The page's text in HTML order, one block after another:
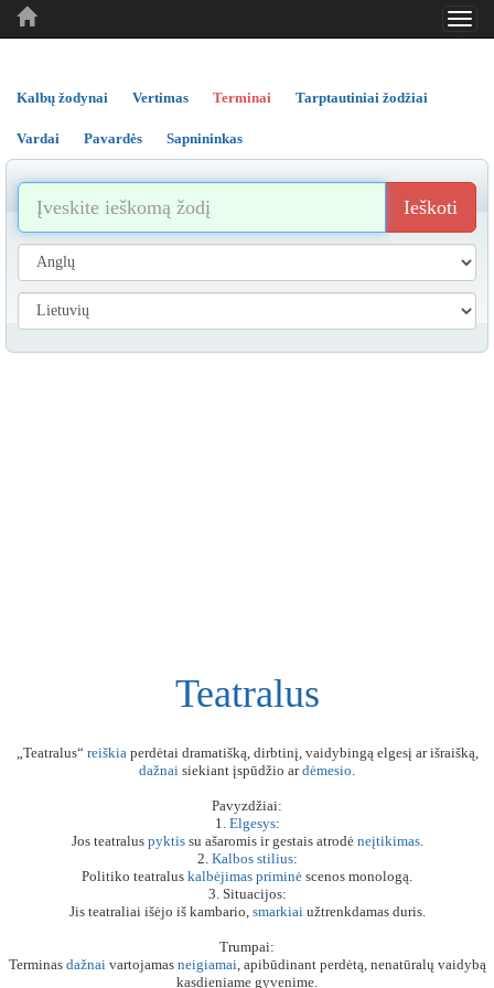
..
..
Kalbų žodynai Vertimas Terminai Tarptautiniai žodžiai
Vardai Pavardės Sapnininkas
Ieškoti
Teatralus
„Teatralus“ reiškiaperdėtai dramatišką, dirbtinį, vaidybingą elgesį ar išraišką,
dažnai siekiant įspūdžio ardėmesio.
Pavyzdžiai:
1. Elgesys:
Jos teatralus pyktissu ašaromis ir gestais atrodė neįtikimas.
2. Kalbos stilius:
Politiko teatralus kalbėjimas priminė scenos monologą.
3. Situacijos:
Jis teatraliai išėjo iš kambario, smarkiaiužtrenkdamas duris.
Trumpai:
Terminas dažnaivartojamas neigiamai, apibūdinant perdėtą, nenatūralų vaidybą
kasdieniame gyvenime.